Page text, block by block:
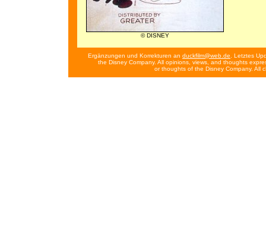
© DISNEY
Ergänzungen und Korrekturen an duckfilm@web.de . Letztes
the Disney Company. All opinions, views, and thoughts
or thoughts of the Disney Company. All